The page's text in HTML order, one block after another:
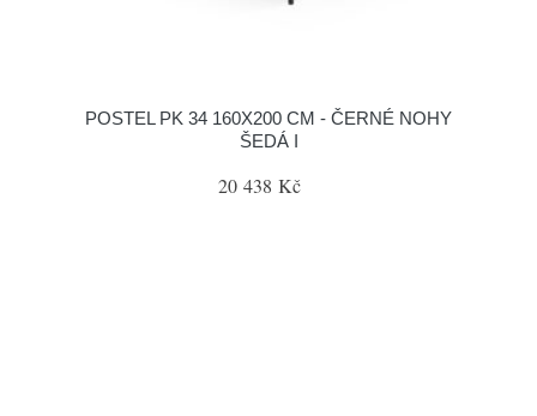
POSTEL PK 34 160X200 CM - ČERNÉ NOHY
ŠEDÁ I
20 438 Kč